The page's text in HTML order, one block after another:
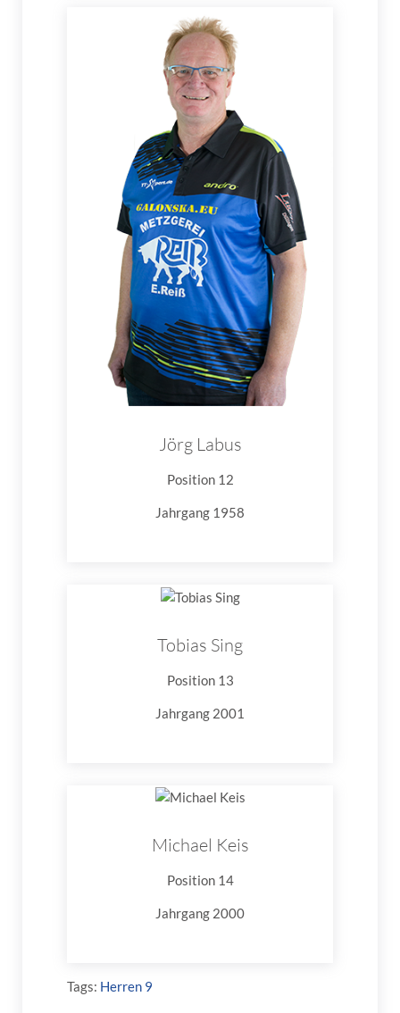
Jörg Labus
Position 12
Jahrgang 1958
Tobias Sing
Position 13
Jahrgang 2001
Michael Keis
Position 14
Jahrgang 2000
Tags: Herren 9